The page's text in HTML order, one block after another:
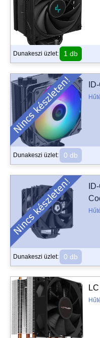
Dunakeszi üzlet: 1 db
Dunakeszi üzlet: 0 db
Dunakeszi üzlet: 0 db